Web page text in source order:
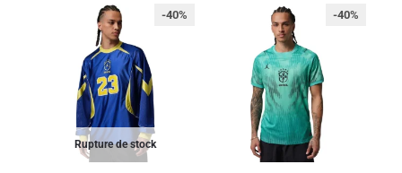
Rupture de stock
-40% -40%